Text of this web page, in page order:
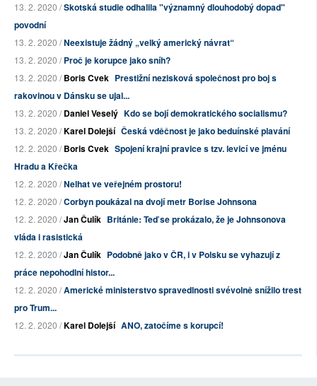
13. 2. 2020 /Skotská studie odhalila "významný dlouhodobý dopad"
povodní
13. 2. 2020 /Neexistuje žádný „velký americký návrat“
13. 2. 2020 /Proč je korupce jako sníh?
13. 2. 2020 /Boris Cvek Prestižní nezisková společnost pro boj s
rakovinou v Dánsku se ujal...
13. 2. 2020 /Daniel Veselý Kdo se bojí demokratického socialismu?
13. 2. 2020 /Karel Dolejší Česká vděčnost je jako beduínské plavání
12. 2. 2020 /Boris Cvek Spojení krajní pravice s tzv. levicí ve jménu
Hradu a Křečka
12. 2. 2020 /Nelhat ve veřejném prostoru!
12. 2. 2020 /Corbyn poukázal na dvojí metr Borise Johnsona
12. 2. 2020 /Jan Čulík Británie: Teď se prokázalo, že je Johnsonova
vláda i rasistická
12. 2. 2020 /Jan Čulík Podobně jako v ČR, i v Polsku se vyhazují z
práce nepohodlní histor...
12. 2. 2020 /Americké ministerstvo spravedlnosti svévolně snížilo trest
pro Trum...
12. 2. 2020 /Karel Dolejší ANO, zatočíme s korupcí!